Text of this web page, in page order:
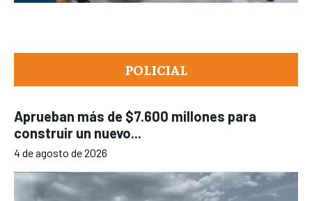
POLICIAL
Aprueban más de $7.600 millones para
construir un nuevo...
4 de agosto de 2026